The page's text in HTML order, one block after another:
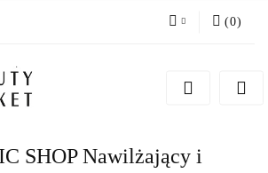
Zarejestruj się
(0)
SHOP Nawilżający i